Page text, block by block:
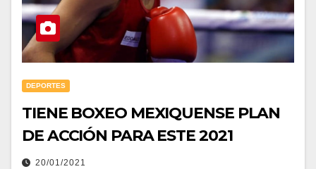
DEPORTES
TIENE BOXEO MEXIQUENSE PLAN
DE ACCIÓN PARA ESTE 2021
20/01/2021